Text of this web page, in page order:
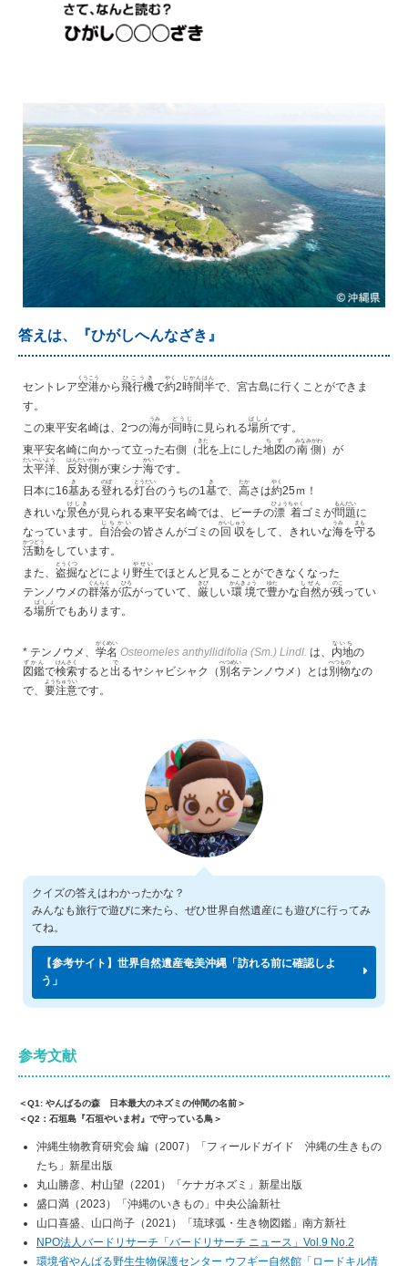
答えは、『ひがしへんなざき』
セントレア空港
くうこう
から飛行機
ひこうき
で約
やく
2時間半
じかんはん
で、宮古島に行くことができま
す。
この東平安名崎は、2つの海
うみ
が同時
どうじ
に見られる場所
ばしょ
です。
東平安名崎に向かって立った右側（北
きた
を上にした地図
ちず
の南側
みなみがわ
）が
太平洋
たいへいよう
反対側
はんたいがわ
が東シナ海
かい
です。
日本に16基
き
ある登
のぼ
れる灯台
とうだい
のうちの1 基
き
で、 高
たか
さは約
やく
25ｍ！
きれいな景色
けしき
が見られる東平安名崎では、ビーチの漂着
ひょうちゃく
ゴミが問題
もんだい
に
なっています。 自治会
じちかい
の皆さんがゴミの回収
かいしゅう
をして、きれいな海
うみ
を守
まも
る
活動
かつどう
をしています。
また、 盗掘
とうくつ
などにより 野生
やせい
でほとんど見ることができなくなった
テンノウメの群落
ぐんらく
が広
ひろ
がっていて、 厳
きび
しい環境
かんきょう
で豊
ゆた
かな自然
しぜん
が残
のこ
ってい
る場所
ばしょ
でもあります。
* テンノウメ 学名
がくめい
Osteomeles anthyllidifolia (Sm.) Lindl. は、 内地
ないち
の
図鑑
ずかん
で検索
けんさく
すると 出
で
るヤシャビシャク（ 別名
べつめい
テンノウメ ）とは別物
べつもの
なの
で、 要注意
ようちゅうい
です。
クイズの答えはわかったかな？
みんなも旅行で遊びに来たら、ぜひ世界自然遺産にも遊びに行ってみ
てね。
【参考サイト】世界自然遺産奄美沖縄「訪れる前に確認しよ
う」
参考文献
＜Q1: やんばるの森 日本最大のネズミの仲間の名前＞
＜Q2：石垣島『石垣やいま村』で守っている鳥＞
沖縄生物教育研究会 編（2007）「フィールドガイド 沖縄の生きもの
たち」新星出版
丸山勝彦、村山望（2201）「ケナガネズミ」新星出版
盛口満（2023）「沖縄のいきもの」中央公論新社
山口喜盛、山口尚子（2021）「琉球弧・生き物図鑑」南方新社
NPO法人バードリサーチ「バードリサーチ ニュース」Vol.9 No.2
環境省やんばる野生生物保護センター ウフギー自然館「ロードキル情